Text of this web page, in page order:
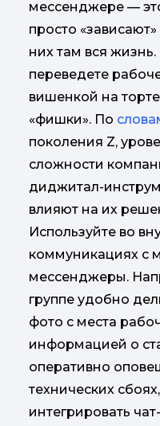
мессенджере —
просто
них там вся
переведете
вишенкой на
«фишки». По
поколения Z,
сложности
диджитал-
влияют на их
Используйте во
коммуникациях с
мессенджеры.
группе удобно
фото с места
информацией о
оперативно
технических
интегрировать